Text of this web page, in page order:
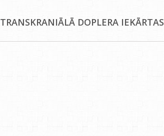
TRANSKRANIĀLĀ DOPLERA IEKĀRTAS